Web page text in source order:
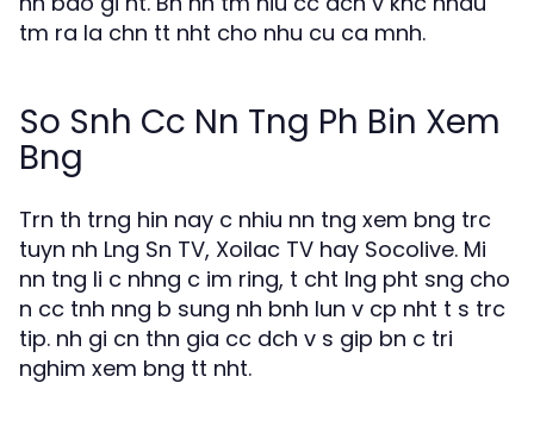
tm ra la chn tt nht cho nhu cu ca mnh.
So Snh Cc Nn Tng Ph Bin Xem
Bng
Trn th trng hin nay c nhiu nn tng xem bng trc
tuyn nh Lng Sn TV, Xoilac TV hay Socolive. Mi
nn tng li c nhng c im ring, t cht lng pht sng cho
n cc tnh nng b sung nh bnh lun v cp nht t s trc
tip. nh gi cn thn gia cc dch v s gip bn c tri
nghim xem bng tt nht.